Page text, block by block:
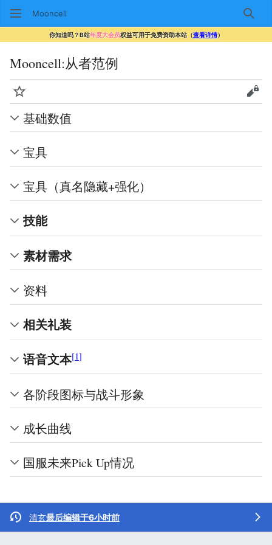
Mooncell 搜索
你知道吗？B站年度大会员权益可用于免费资助本站（查看详情）
Mooncell:从者范例
监视 查看
基础数值
宝具
宝具（真名隐藏+强化）
技能
素材需求
资料
相关礼装
语音文本[1]
各阶段图标与战斗形象
成长曲线
国服未来Pick Up情况
清玄最后编辑于6小时前